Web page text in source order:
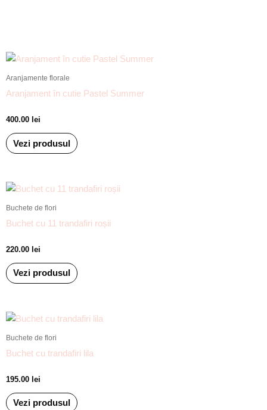
Aranjamente florale
Aranjament în cutie Pastel Summer
400.00 lei
Vezi produsul
Buchete de flori
Buchet cu 11 trandafiri roșii
220.00 lei
Vezi produsul
Buchete de flori
Buchet cu trandafiri lila
195.00 lei
Vezi produsul